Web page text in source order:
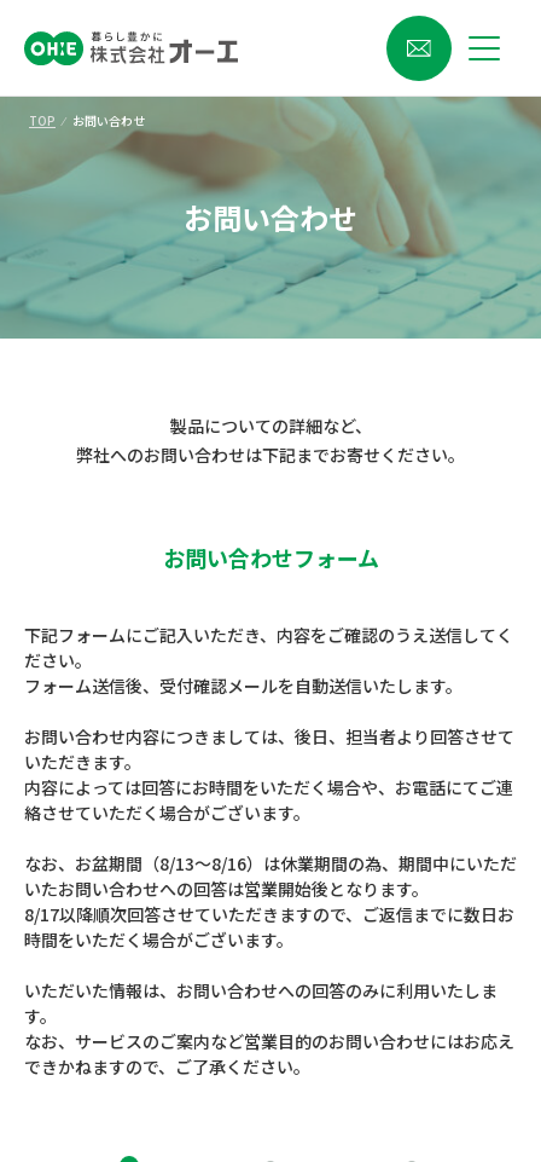
TOP ⁄ お問い合わせ
お問い合わせ
製品についての詳細など、
弊社へのお問い合わせは下記までお寄せください。
お問い合わせフォーム
下記フォームにご記入いただき、内容をご確認のうえ送信してく
ださい。
フォーム送信後、受付確認メールを自動送信いたします。
お問い合わせ内容につきましては、後日、担当者より回答させて
いただきます。
内容によっては回答にお時間をいただく場合や、お電話にてご連
絡させていただく場合がございます。
なお、お盆期間（8/13～8/16）は休業期間の為、期間中にいただ
いたお問い合わせへの回答は営業開始後となります。
8/17以降順次回答させていただきますので、ご返信までに数日お
時間をいただく場合がございます。
いただいた情報は、お問い合わせへの回答のみに利用いたしま
す。
なお、サービスのご案内など営業目的のお問い合わせにはお応え
できかねますので、ご了承ください。